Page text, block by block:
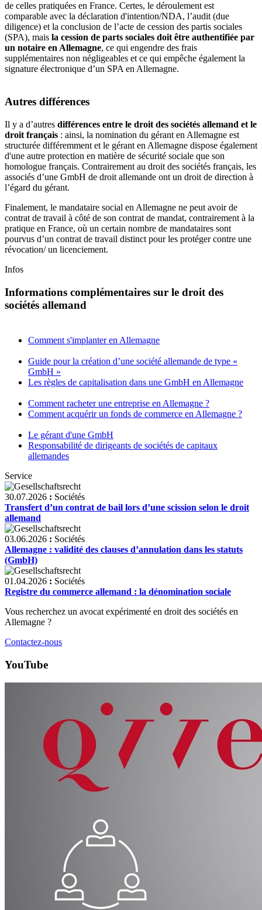
de celles pratiquées en France. Certes, le déroulement est
comparable avec la déclaration d'intention/NDA, l’audit (due
diligence) et la conclusion de l’acte de cession des partis sociales
(SPA), mais la cession de parts sociales doit être authentifiée par
un notaire en Allemagne, ce qui engendre des frais
supplémentaires non négligeables et ce qui empêche également la
signature électronique d’un SPA en Allemagne.
Autres différences
Il y a d’autres différences entre le droit des sociétés allemand et le
droit français : ainsi, la nomination du gérant en Allemagne est
structurée différemment et le gérant en Allemagne dispose également
d'une autre protection en matière de sécurité sociale que son
homologue français. Contrairement au droit des sociétés français, les
associés d’une GmbH de droit allemande ont un droit de direction à
l’égard du gérant.
Finalement, le mandataire social en Allemagne ne peut avoir de
contrat de travail à côté de son contrat de mandat, contrairement à la
pratique en France, où un certain nombre de mandataires sont
pourvus d’un contrat de travail distinct pour les protéger contre une
révocation/ un licenciement.
Infos
Informations complémentaires sur le droit des
sociétés allemand
Comment s'implanter en Allemagne
Guide pour la création d’une société allemande de type «
GmbH »
Les règles de capitalisation dans une GmbH en Allemagne
Comment racheter une entreprise en Allemagne ?
Comment acquérir un fonds de commerce en Allemagne ?
Le gérant d'une GmbH
Responsabilité de dirigeants de sociétés de capitaux
allemandes
Service
30.07.2026 : Sociétés
Transfert d’un contrat de bail lors d’une scission selon le droit
allemand
03.06.2026 : Sociétés
Allemagne : validité des clauses d’annulation dans les statuts
(GmbH)
01.04.2026 : Sociétés
Registre du commerce allemand : la dénomination sociale
Vous recherchez un avocat expérimenté en droit des sociétés en
Allemagne ?
Contactez-nous
YouTube